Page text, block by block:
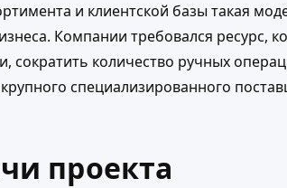
и клиентской базы такая
Компании требовался ресурс,
сократить количество ручных
специализированного
проекта